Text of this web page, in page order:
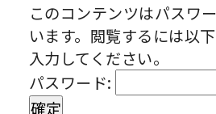
このコンテンツはパスワ
います。閲覧するには以
入力してください。
パスワード: